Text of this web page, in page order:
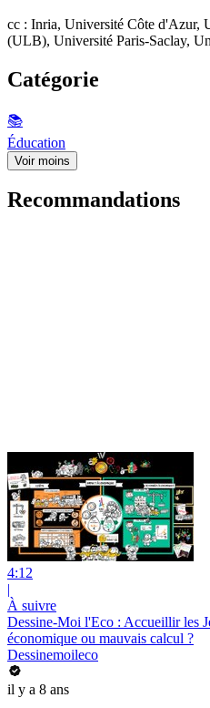
cc : Inria, Université Côte d'Azur,
(ULB), Université Paris-Saclay,
Catégorie
📚
Éducation
Voir moins
Recommandations
4:12
|
À suivre
Dessine-Moi l'Eco : Accueillir les
économique ou mauvais calcul ?
Dessinemoileco
il y a 8 ans